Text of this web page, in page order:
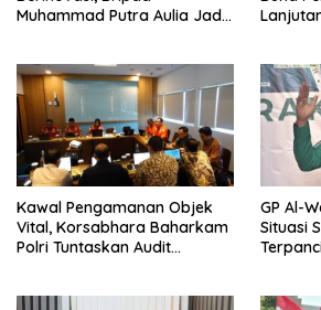
Muhammad Putra Aulia Jadi
Kawal Pengamanan Objek
Vital, Korsabhara Baharkam
Polri Tuntaskan Audit
GP Al-
Situasi